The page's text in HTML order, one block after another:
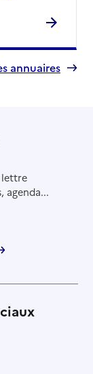
annuaires
lettre
agenda...